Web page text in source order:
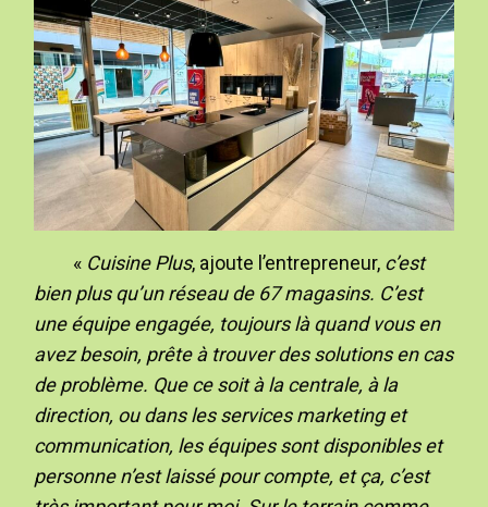
« Cuisine Plus, ajoute l’entrepreneur, c’est
bien plus qu’un réseau de 67 magasins. C’est
une équipe engagée, toujours là quand vous en
avez besoin, prête à trouver des solutions en cas
de problème. Que ce soit à la centrale, à la
direction, ou dans les services marketing et
communication, les équipes sont disponibles et
personne n’est laissé pour compte, et ça, c’est